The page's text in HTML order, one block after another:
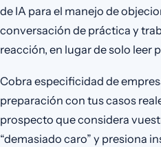
de IA para el manejo de
conversación de práctica y
reacción, en lugar de solo leer
Cobra especificidad de
preparación con tus casos
prospecto que considera
“demasiado caro” y presiona